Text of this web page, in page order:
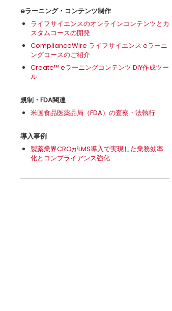
eラーニング・コンテンツ制作
ライフサイエンスのオンラインコンテンツとカ
スタムコースの開発
ComplianceWire ライフサイエンス eラーニ
ングコースのご紹介
Create™ eラーニングコンテンツ DIY作成ツー
ル
規制・FDA関連
米国食品医薬品局（FDA）の査察・法執行
導入事例
製薬業界CROがLMS導入で実現した業務効率
化とコンプライアンス強化